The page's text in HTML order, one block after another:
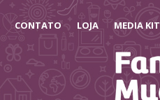
CONTATO LOJA MEDIA KIT